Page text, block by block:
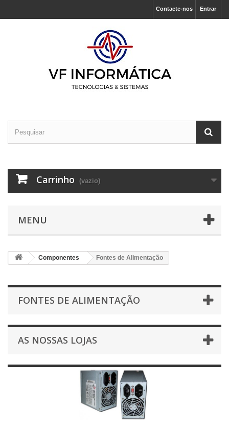
Entrar
Contacte-nos
Carrinho (vazio)
MENU
Componentes Fontes de Alimentação
FONTES DE ALIMENTAÇÃO
AS NOSSAS LOJAS